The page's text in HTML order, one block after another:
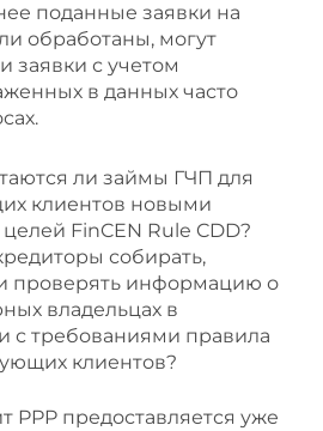
поданные заявки на
обработаны, могут
заявки с учетом
в данных часто
ли займы ГЧП для
клиентов новыми
FinCEN Rule CDD?
собирать,
проверять информацию о
владельцах в
с требованиями правила
клиентов?
PPP предоставляется уже